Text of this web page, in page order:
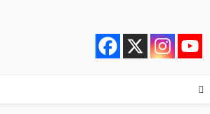
o Controle